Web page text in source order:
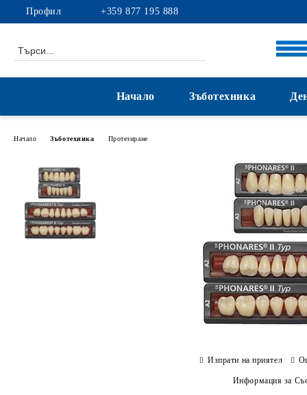
Профил +359 877 195 888
Начало Зъботехника
Начало Зъботехника Протезиране
Изпрати на приятел
Информация за